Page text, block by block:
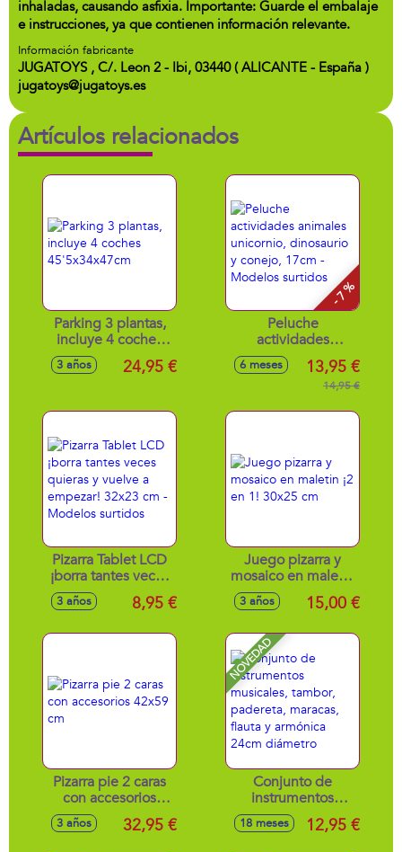
inhaladas, causando asfixia. Importante: Guarde el embalaje
e instrucciones, ya que contienen información relevante.
Información fabricante
JUGATOYS , C/. Leon 2 - Ibi, 03440 ( ALICANTE - España )
jugatoys@jugatoys.es
Artículos relacionados
Parking 3 plantas,
incluye 4 coches
45'5x34x47cm
3 años 24,95 €
- 7 %
Peluche
actividades
animales unicornio,
dinosaurio y
conejo, 17cm -
6 meses 13,95 €
14,95 €
Pizarra Tablet LCD
¡borra tantes veces
quieras y vuelve a
empezar! 32x23 cm
3 años 8,95 €
Juego pizarra y
mosaico en maletin
¡2 en 1! 30x25 cm
3 años 15,00 €
Pizarra pie 2 caras
con accesorios
42x59 cm
3 años 32,95 €
NOVEDAD
Conjunto de
instrumentos
musicales, tambor,
padereta, maracas,
18 meses 12,95 €